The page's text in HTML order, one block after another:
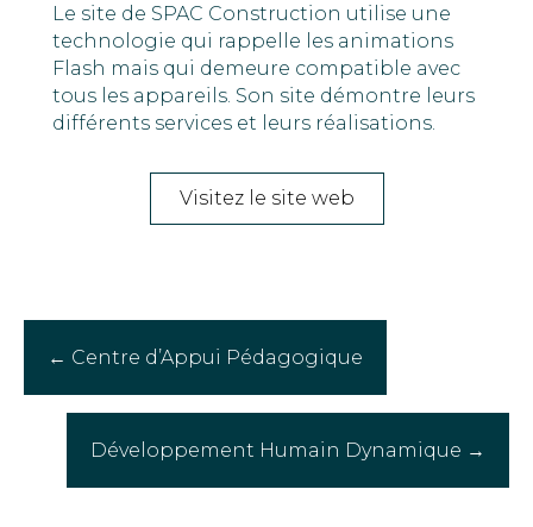
Le site de SPAC Construction utilise une
technologie qui rappelle les animations
Flash mais qui demeure compatible avec
tous les appareils. Son site démontre leurs
différents services et leurs réalisations.
Visitez le site web
Posts
navigation
← Centre d’Appui Pédagogique
Développement Humain Dynamique →